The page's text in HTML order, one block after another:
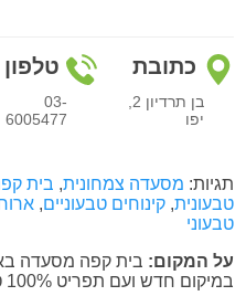
כתובת
בן תרדיון 2,
יפו
טלפון
03-
6005477
תגיות: מסעדה צמחונית, בית
טבעונית, קינוחים טבעוניים,
טבעוני
על המקום: בית קפה מסעדה
במיקום חדש ועם תפריט 100% טבעוני!